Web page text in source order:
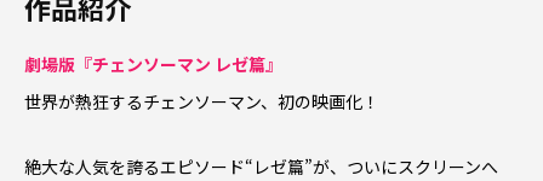
劇場版『チェンソーマン レゼ篇』
世界が熱狂するチェンソーマン、初の映画化！
絶大な人気を誇るエピソード“レゼ篇”が、ついにスクリーンへ